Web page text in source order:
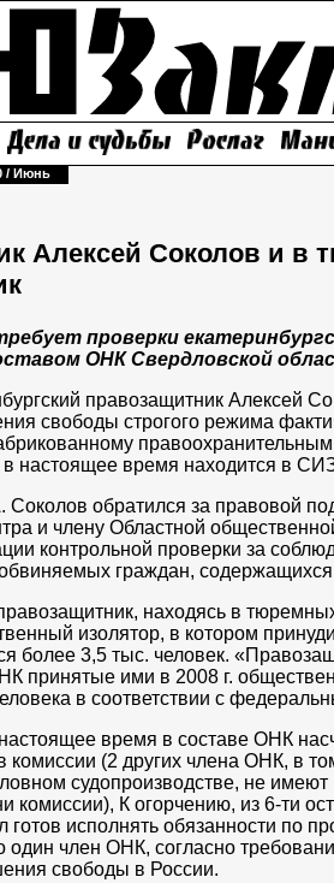
/ Июнь
Алексей Соколов и в
проверки
ОНК Свердловской
правозащитник Алексей
свободы строгого режима
настоящее время находится в
Соколов обратился за правовой
и члену Областной
контрольной проверки за
граждан,
находясь в
изолятор, в котором
более 3,5 тыс. человек.
принятые ими в 2008 г.
в соответствии с
время в составе ОНК
комиссии (2 других члена ОНК, в
судопроизводстве, не имеют
комиссии), К огорчению, из 6-ти
готов исполнять обязанности по
член ОНК, согласно
свободы в России.